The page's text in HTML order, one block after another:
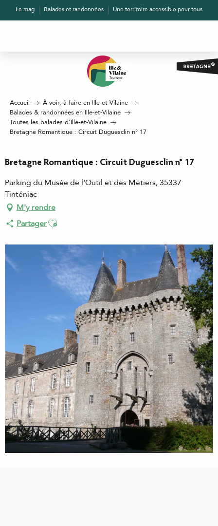
AllerLe mag Balades et randonnées Une territoire accessible pour tous
Accueil
À voir, à faire en Ille-et-Vilaine
Balades & randonnées en Ille-et-Vilaine
Toutes les balades d’Ille-et-Vilaine
Bretagne Romantique : Circuit Duguesclin n° 17
Bretagne Romantique : Circuit Duguesclin n° 17
Parking du Musée de l'Outil et des Métiers, 35337
Tinténiac
M'y rendre
PartagerAjouter aux favoris